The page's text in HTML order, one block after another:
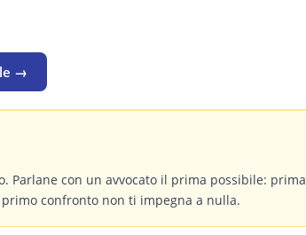
→
Parlane con un avvocato il prima possibile: prima
confronto non ti impegna a nulla.